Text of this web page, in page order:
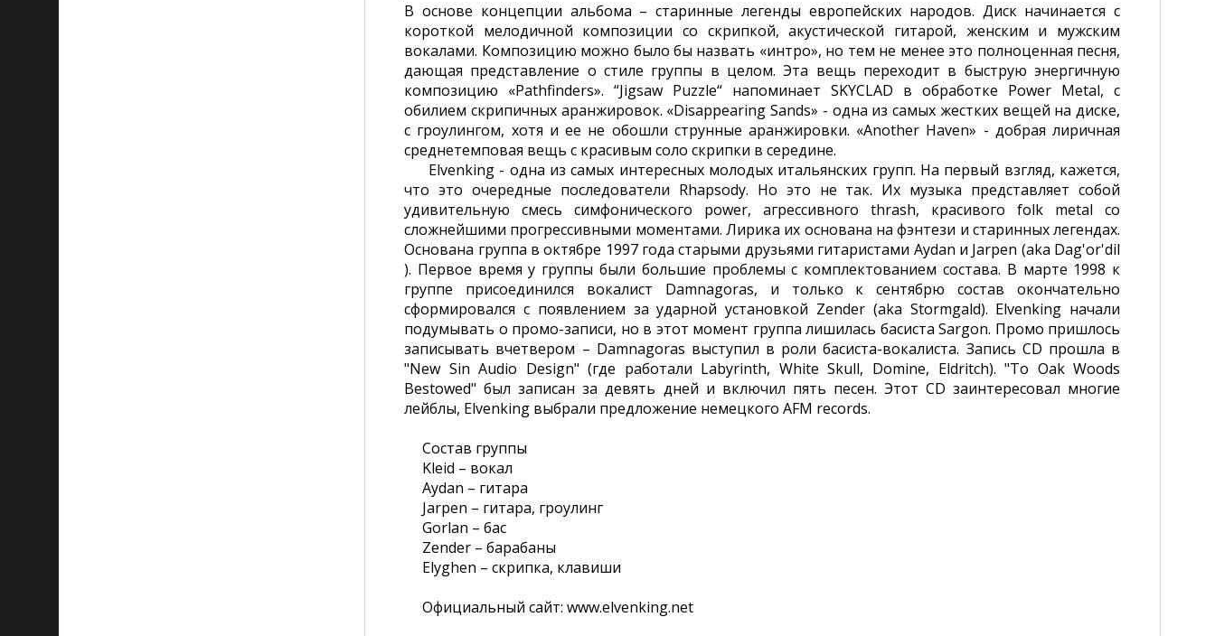
В основе концепции альбома – старинные легенды европейских народов. Диск начинается с
короткой мелодичной композиции со скрипкой, акустической гитарой, женским и мужским
вокалами. Композицию можно было бы назвать «интро», но тем не менее это полноценная песня,
дающая представление о стиле группы в целом. Эта вещь переходит в быструю энергичную
композицию «Pathfinders». “Jigsaw Puzzle“ напоминает SKYCLAD в обработке Power Metal, с
обилием скрипичных аранжировок. «Disappearing Sands» - одна из самых жестких вещей на диске,
с гроулингом, хотя и ее не обошли струнные аранжировки. «Another Haven» - добрая лиричная
среднетемповая вещь с красивым соло скрипки в середине.
Elvenking - одна из самых интересных молодых итальянских групп. На первый взгляд, кажется,
что это очередные последователи Rhapsody. Но это не так. Их музыка представляет собой
удивительную смесь симфонического power, агрессивного thrash, красивого folk metal со
сложнейшими прогрессивными моментами. Лирика их основана на фэнтези и старинных легендах.
Основана группа в октябре 1997 года старыми друзьями гитаристами Aydan и Jarpen (aka Dag'or'dil
). Первое время у группы были большие проблемы с комплектованием состава. В марте 1998 к
группе присоединился вокалист Damnagoras, и только к сентябрю состав окончательно
сформировался с появлением за ударной установкой Zender (aka Stormgald). Elvenking начали
подумывать о промо-записи, но в этот момент группа лишилась басиста Sargon. Промо пришлось
записывать вчетвером – Damnagoras выступил в роли басиста-вокалиста. Запись CD прошла в
"New Sin Audio Design" (где работали Labyrinth, White Skull, Domine, Eldritch). "To Oak Woods
Bestowed" был записан за девять дней и включил пять песен. Этот CD заинтересовал многие
лейблы, Elvenking выбрали предложение немецкого AFM records.
Состав группы
Kleid – вокал
Aydan – гитара
Jarpen – гитара, гроулинг
Gorlan – бас
Zender – барабаны
Elyghen – скрипка, клавиши
Официальный сайт: www.elvenking.net